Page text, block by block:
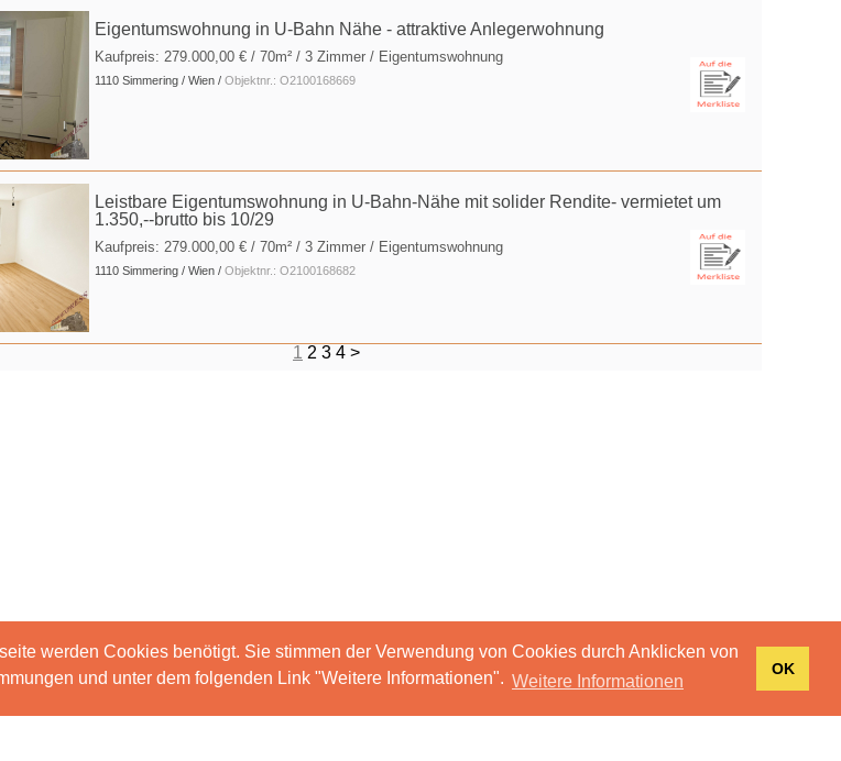
werden Cookies benötigt. Sie stimmen der Verwendung von Cookies durch Anklicken von
und unter dem folgenden Link "Weitere Informationen". Weitere Informationen
OK
Eigentumswohnung in U-Bahn Nähe - attraktive Anlegerwohnung
Kaufpreis: 279.000,00 € / 70m² / 3 Zimmer / Eigentumswohnung
1110 Simmering / Wien / Objektnr.: O2100168669
Leistbare Eigentumswohnung in U-Bahn-Nähe mit solider Rendite- vermietet um
1.350,--brutto bis 10/29
Kaufpreis: 279.000,00 € / 70m² / 3 Zimmer / Eigentumswohnung
1110 Simmering / Wien / Objektnr.: O2100168682
1 2 3 4 >